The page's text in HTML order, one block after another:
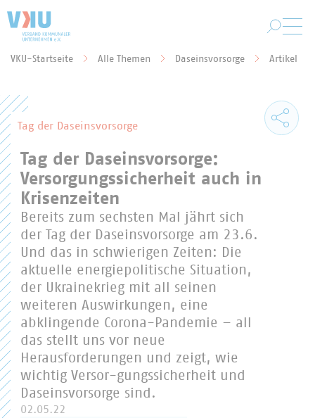
VKU-Startseite Alle Themen Daseinsvorsorge Artikel
Tag der Daseinsvorsorge
Tag der Daseinsvorsorge:
Versorgungssicherheit auch in
Krisenzeiten
Bereits zum sechsten Mal jährt sich
der Tag der Daseinsvorsorge am 23.6.
Und das in schwierigen Zeiten: Die
aktuelle energiepolitische Situation,
der Ukrainekrieg mit all seinen
weiteren Auswirkungen, eine
abklingende Corona-Pandemie – all
das stellt uns vor neue
Herausforderungen und zeigt, wie
wichtig Versor-gungssicherheit und
Daseinsvorsorge sind.
02.05.22